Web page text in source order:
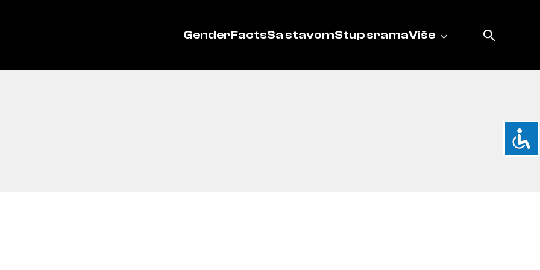
GenderFactsSa stavomStup sramaViše